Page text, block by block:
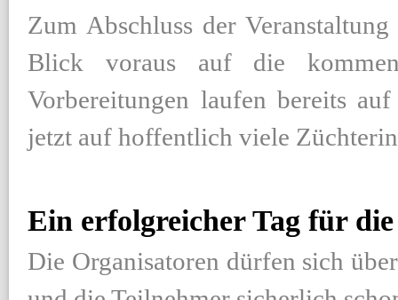
Zum Abschluss der
Blick voraus auf die
Vorbereitungen laufen bereits
jetzt auf hoffentlich viele
Ein erfolgreicher Tag für
Die Organisatoren dürfen sich